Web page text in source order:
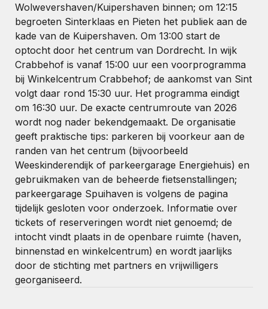
Wolwevershaven/Kuipershaven binnen; om 12:15
begroeten Sinterklaas en Pieten het publiek aan de
kade van de Kuipershaven. Om 13:00 start de
optocht door het centrum van Dordrecht. In wijk
Crabbehof is vanaf 15:00 uur een voorprogramma
bij Winkelcentrum Crabbehof; de aankomst van Sint
volgt daar rond 15:30 uur. Het programma eindigt
om 16:30 uur. De exacte centrumroute van 2026
wordt nog nader bekendgemaakt. De organisatie
geeft praktische tips: parkeren bij voorkeur aan de
randen van het centrum (bijvoorbeeld
Weeskinderendijk of parkeergarage Energiehuis) en
gebruikmaken van de beheerde fietsenstallingen;
parkeergarage Spuihaven is volgens de pagina
tijdelijk gesloten voor onderzoek. Informatie over
tickets of reserveringen wordt niet genoemd; de
intocht vindt plaats in de openbare ruimte (haven,
binnenstad en winkelcentrum) en wordt jaarlijks
door de stichting met partners en vrijwilligers
georganiseerd.